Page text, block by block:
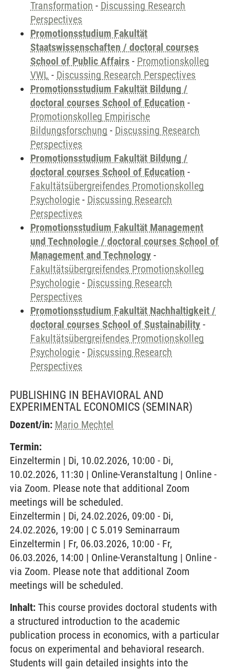
Transformation - Discussing Research
Perspectives
Promotionsstudium Fakultät
Staatswissenschaften / doctoral courses
School of Public Affairs - Promotionskolleg
VWL - Discussing Research Perspectives
Promotionsstudium Fakultät Bildung /
doctoral courses School of Education -
Promotionskolleg Empirische
Bildungsforschung - Discussing Research
Perspectives
Promotionsstudium Fakultät Bildung /
doctoral courses School of Education -
Fakultätsübergreifendes Promotionskolleg
Psychologie - Discussing Research
Perspectives
Promotionsstudium Fakultät Management
und Technologie / doctoral courses School of
Management and Technology -
Fakultätsübergreifendes Promotionskolleg
Psychologie - Discussing Research
Perspectives
Promotionsstudium Fakultät Nachhaltigkeit /
doctoral courses School of Sustainability -
Fakultätsübergreifendes Promotionskolleg
Psychologie - Discussing Research
Perspectives
PUBLISHING IN BEHAVIORAL AND
EXPERIMENTAL ECONOMICS (SEMINAR)
Dozent/in: Mario Mechtel
Termin:
Einzeltermin | Di, 10.02.2026, 10:00 - Di,
10.02.2026, 11:30 | Online-Veranstaltung | Online -
via Zoom. Please note that additional Zoom
meetings will be scheduled.
Einzeltermin | Di, 24.02.2026, 09:00 - Di,
24.02.2026, 19:00 | C 5.019 Seminarraum
Einzeltermin | Fr, 06.03.2026, 10:00 - Fr,
06.03.2026, 14:00 | Online-Veranstaltung | Online -
via Zoom. Please note that additional Zoom
meetings will be scheduled.
Inhalt: This course provides doctoral students with
a structured introduction to the academic
publication process in economics, with a particular
focus on experimental and behavioral research.
Students will gain detailed insights into the